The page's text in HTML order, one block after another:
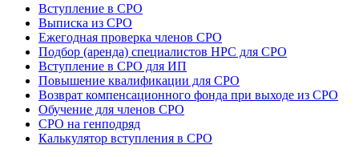
Вступление в СРО
Выписка из СРО
Ежегодная проверка членов СРО
Подбор (аренда) специалистов НРС для СРО
Вступление в СРО для ИП
Повышение квалификации для СРО
Возврат компенсационного фонда при выходе из СРО
Обучение для членов СРО
СРО на генподряд
Калькулятор вступления в СРО